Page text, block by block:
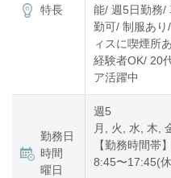
特長
能/ 週5日勤務/
勤可/ 制服あり
ィスに喫煙所
経験者OK/ 20
ア活躍中
勤務日
時間
曜日
週5
月, 火, 水, 木,
【勤務時間帯
8:45〜17:45(